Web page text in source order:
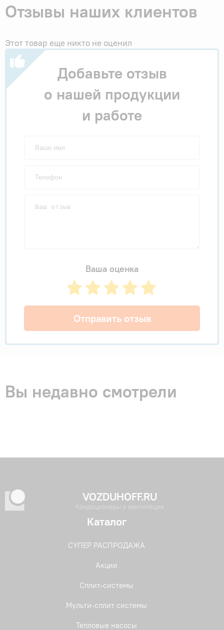
Отзывы наших клиентов
Этот товар еще никто не оценил
Добавьте отзыв
о нашей продукции
и работе
Ваша оценка
Отправить отзыв
Вы недавно смотрели
VOZDUHOFF.RU
Кондиционеры и вентиляция
Каталог
СУПЕР РАСПРОДАЖА
Акции
Сплит-системы
Мульти-сплит системы
Тепловые насосы